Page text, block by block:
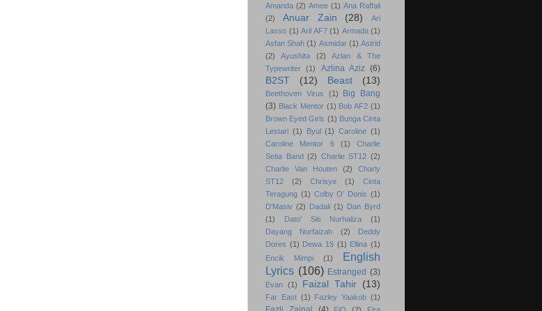
Amanda (2) Amee (1) Ana Raffali
(2)
Anuar Zain (28)
Ari
Lasso (1) Aril AF7 (1) Armada (1)
Asfan Shah (1) Asmidar (1) Astrid
(2)
Ayushita (2)
Azlan & The
Typewriter
(1) Azlina Aziz (6)
B2ST (12) Beast (13)
Beethoven Virus (1)
Big Bang
(3) Black Mentor (1) Bob AF2 (1)
Brown Eyed Girls (1) Bunga Cinta
Lestari (1) Byul (1) Caroline (1)
Caroline Mentor 6
(1)
Charlie
Setia Band (2) Charlie ST12 (2)
Charlie Van Houten
(2)
Charly
ST12
(2) Chrisye (1)
Cinta
Teragung (1) Colby O’ Donis (1)
D'Masiv (2) Dadali (1) Dan Byrd
(1)
Dato' Siti Nurhaliza
(1)
Dayang Nurfaizah
(2)
Deddy
Dores (1) Dewa 19 (1) Ellina (1)
Encik Mimpi
(1)
English
Lyrics (106) Estranged (3)
Evan (1) Faizal Tahir (13)
Far East (1) Fazley Yaakob (1)